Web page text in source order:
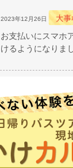
2023年12月26日 大
お支払いにスマホ
けるようになりま